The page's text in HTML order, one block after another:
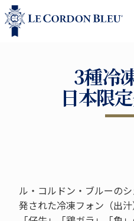
3種冷
日本限
ル・コルドン・ブルーの
発された冷凍フォン（出